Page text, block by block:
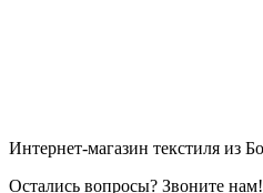
Интернет-магазин текстиля из
Остались вопросы? Звоните нам!